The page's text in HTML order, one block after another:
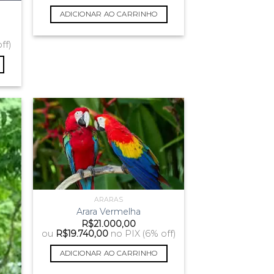
era:
R$6.000,00.
é:
ADICIONAR AO CARRINHO
ARARAS
Arara Vermelha
R$21.000,00
ou R$19.740,00 no PIX (6% off)
ADICIONAR AO CARRINHO